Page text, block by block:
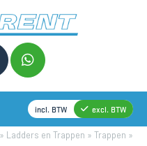
incl. BTW excl. BTW
» Ladders en Trappen » Trappen »